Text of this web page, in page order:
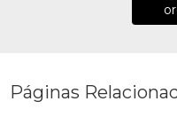
Páginas